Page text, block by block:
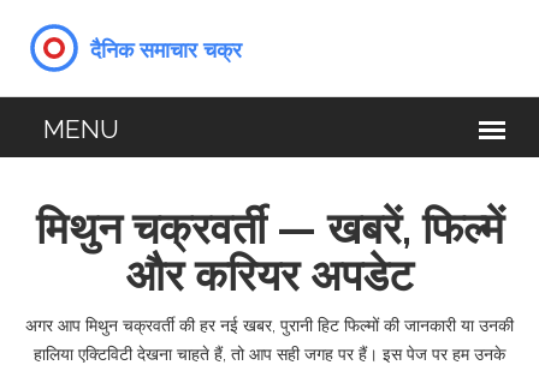
मिथुन चक्रवर्ती — खबरें, फिल्में
और करियर अपडेट
अगर आप मिथुन चक्रवर्ती की हर नई खबर, पुरानी हिट फिल्मों की जानकारी या उनकी
हालिया एक्टिविटी देखना चाहते हैं, तो आप सही जगह पर हैं। इस पेज पर हम उनके